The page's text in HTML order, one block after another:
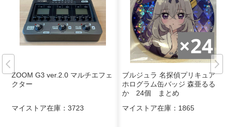
ZOOM G3 ver.2.0 マルチエフェ
クター
マイストア在庫： 3723
ブルジュラ 名探偵プリキュア！
ホログラム缶バッジ 森亜るる
か 24個 まとめ
マイストア在庫： 1865